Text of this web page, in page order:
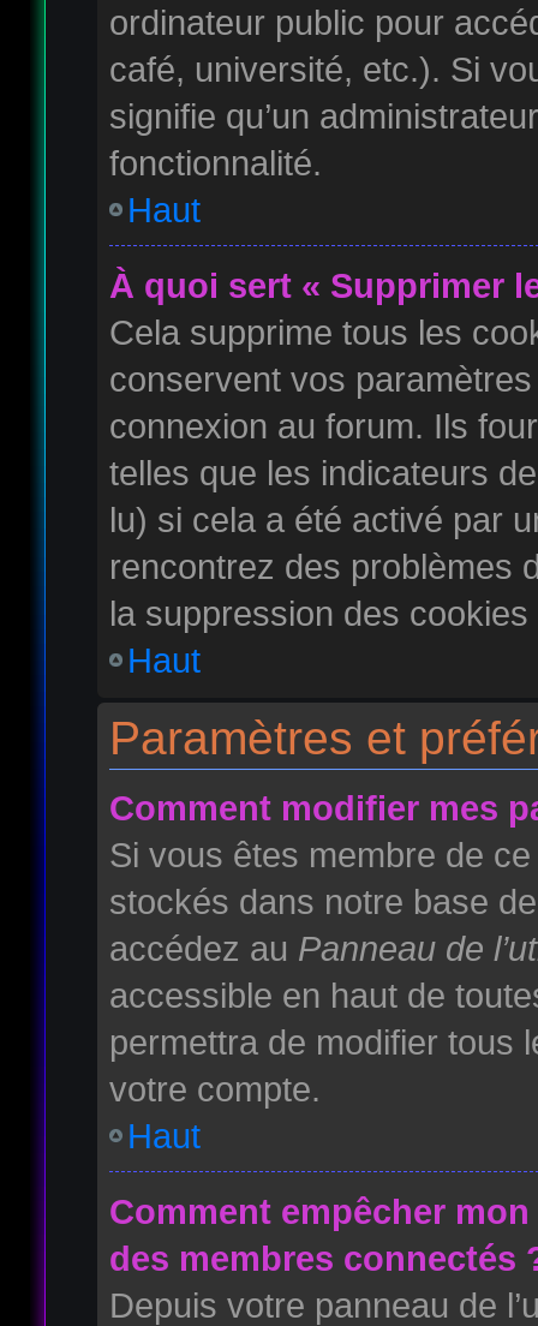
ordinateur public pour
café, université, etc.). Si
signifie qu’un
fonctionnalité.
Haut
À quoi sert « Supprimer
Cela supprime tous les
conservent vos
connexion au forum. Ils
telles que les indicateurs
lu) si cela a été activé par
rencontrez des problèmes
la suppression des
Haut
Paramètres et
Comment modifier mes
Si vous êtes membre de
stockés dans notre base
accédez au Panneau de
accessible en haut de
permettra de modifier tous
votre compte.
Haut
Comment empêcher
des membres connectés
Depuis votre panneau de